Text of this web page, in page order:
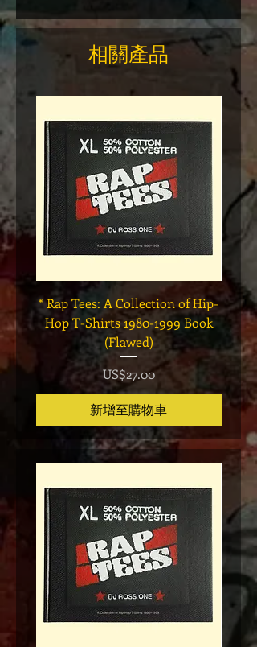
相關產品
* Rap Tees: A Collection of Hip-
Hop T-Shirts 1980-1999 Book
(Flawed)
價格
US$27.00
新增至購物車
Has